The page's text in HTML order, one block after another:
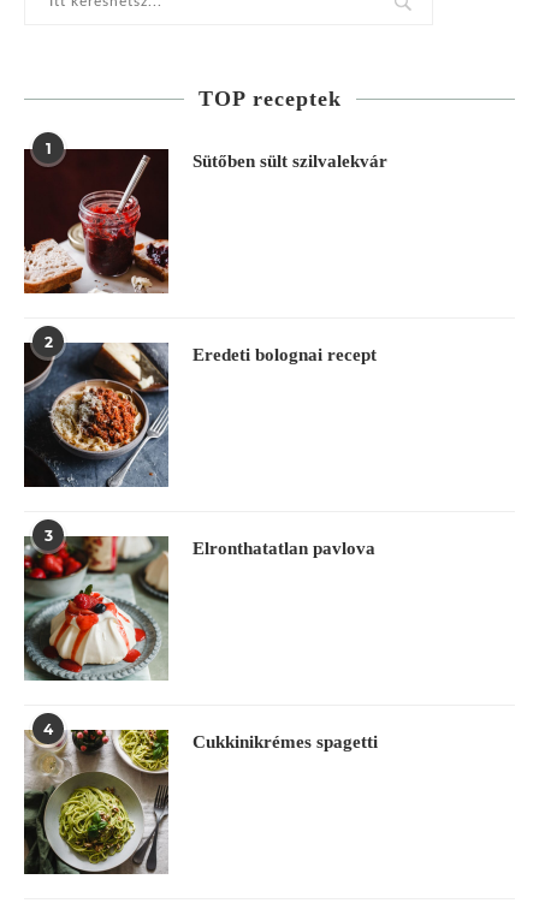
TOP receptek
1
Sütőben sült szilvalekvár
2
Eredeti bolognai recept
3
Elronthatatlan pavlova
4
Cukkinikrémes spagetti